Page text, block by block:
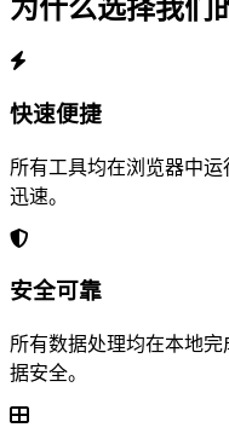
为什么选择我们
快速便捷
所有工具均在浏览器中
迅速。
安全可靠
所有数据处理均在本地
据安全。